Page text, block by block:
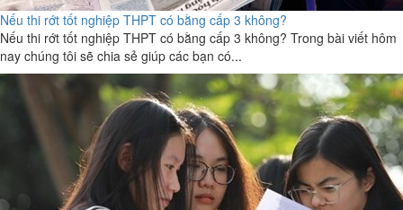
Nếu thi rớt tốt nghiệp THPT có bằng cấp 3 không?
Nếu thi rớt tốt nghiệp THPT có bằng cấp 3 không? Trong bài viết hôm
nay chúng tôi sẽ chia sẻ giúp các bạn có...